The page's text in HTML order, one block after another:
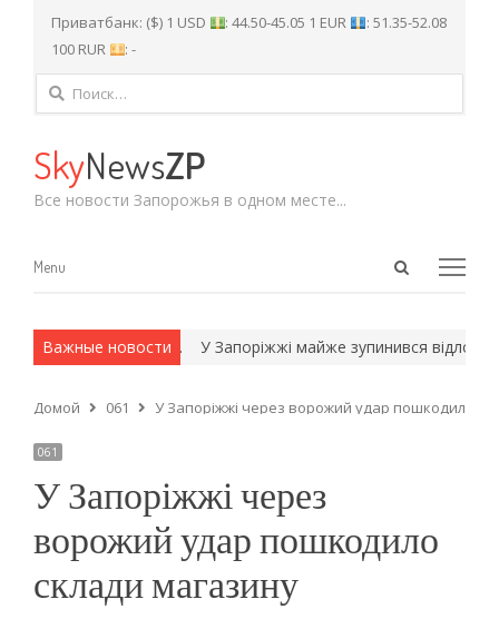
Приватбанк: ($) 1 USD : 44.50-45.05 1 EUR
: 51.35-52.08
100 RUR
: -
Найти:
SkyNewsZP
Все новости Запорожья в одном месте...
Open
Menu
Menu
Важные новости
армейские методы. У Запоріжжі майже зупинився відлов і
Домой 061 У Запоріжжі через ворожий удар пошкодило
061
У Запоріжжі через
ворожий удар пошкодило
склади магазину